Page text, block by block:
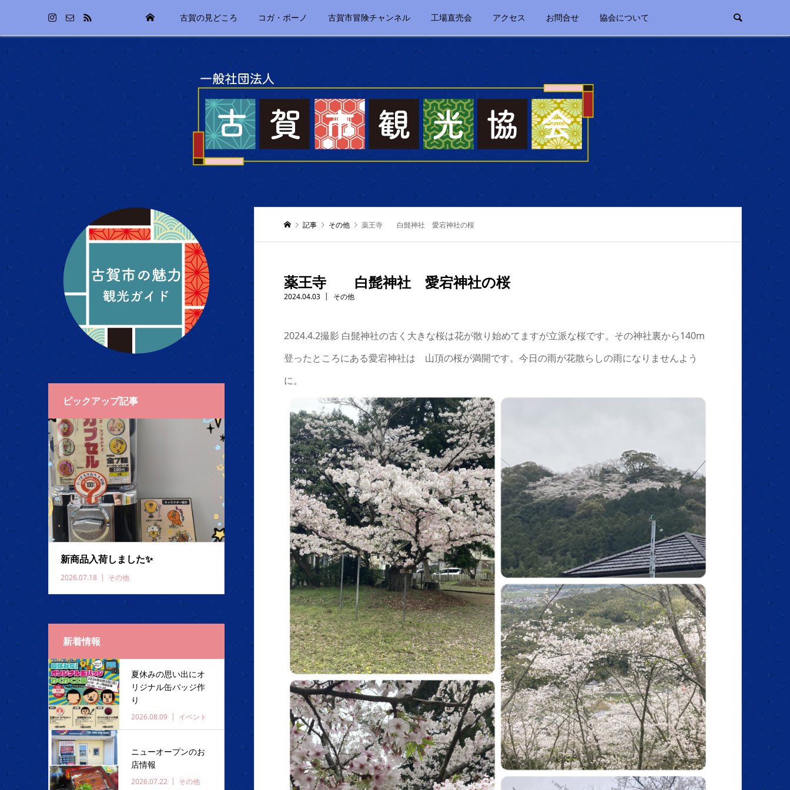
古賀の見どころ コガ・ボーノ 古賀市冒険チャンネル 工場直売会 アクセス お問合せ 協会について
記事 その他 薬王寺 白髭神社 愛宕神社の桜
薬王寺 白髭神社 愛宕神社の桜
2024.04.03 その他
2024.4.2撮影 白髭神社の古く大きな桜は花が散り始めてますが立派な桜です。その神社裏から140m
登ったところにある愛宕神社は 山頂の桜が満開です。今日の雨が花散らしの雨になりませんよう
に。
ピックアップ記事
新商品入荷しました✨️
2026.07.18 その他
新着情報
夏休みの思い出にオ
リジナル缶バッジ作
り
2026.08.09 イベント
ニューオープンのお
店情報
2026.07.22 その他